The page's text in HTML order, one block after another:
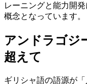
レーニングと能力開
概念となっています。
アンドラゴジ
超えて
ギリシャ語の語源が